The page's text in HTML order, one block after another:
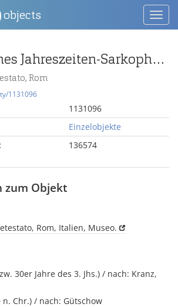
objects
Fragment eines Jahreszeiten-Sarkophags
Rom
1131096
1131096
Einzelobjekte
136574
Objekt
Rom, Italien, Museo.
30er Jahre des 3. Jhs.) / nach: Kranz,
Chr.) / nach: Gütschow